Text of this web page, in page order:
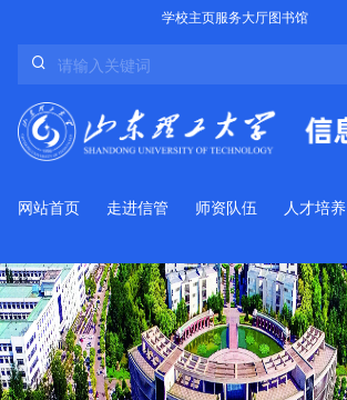
学校主页服务大厅图书馆
网站首页 走进信管 师资队伍 人才培养